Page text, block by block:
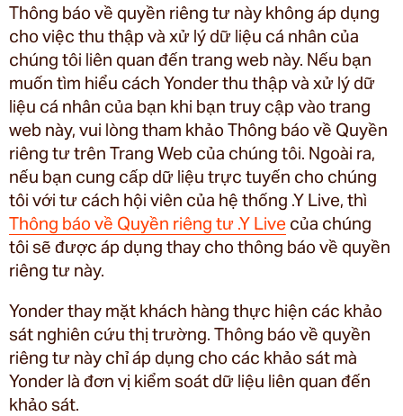
Thông báo về quyền riêng tư này không áp dụng
cho việc thu thập và xử lý dữ liệu cá nhân của
chúng tôi liên quan đến trang web này. Nếu bạn
muốn tìm hiểu cách Yonder thu thập và xử lý dữ
liệu cá nhân của bạn khi bạn truy cập vào trang
web này, vui lòng tham khảo Thông báo về Quyền
riêng tư trên Trang Web của chúng tôi. Ngoài ra,
nếu bạn cung cấp dữ liệu trực tuyến cho chúng
tôi với tư cách hội viên của hệ thống .Y Live, thì
Thông báo về Quyền riêng tư .Y Live của chúng
tôi sẽ được áp dụng thay cho thông báo về quyền
riêng tư này.
Yonder thay mặt khách hàng thực hiện các khảo
sát nghiên cứu thị trường. Thông báo về quyền
riêng tư này chỉ áp dụng cho các khảo sát mà
Yonder là đơn vị kiểm soát dữ liệu liên quan đến
khảo sát.